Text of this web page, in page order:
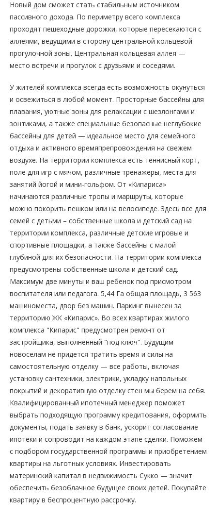
Новый дом сможет стать стабильным источником
пассивного дохода. По периметру всего комплекса
проходят пешеходные дорожки, которые пересекаются с
аллеями, ведущими в сторону центральной кольцевой
прогулочной зоны. Центральная кольцевая аллея —
место встречи и прогулок с друзьями и соседями.
У жителей комплекса всегда есть возможность окунуться
и освежиться в любой момент. Просторные бассейны для
плавания, уютные зоны для релаксации с шезлонгами и
зонтиками, а также специальные безопасные неглубокие
бассейны для детей — идеальное место для семейного
отдыха и активного времяпрепровождения на свежем
воздухе. На территории комплекса есть теннисный корт,
поле для игр с мячом, различные тренажеры, места для
занятий йогой и мини-гольфом. От «Кипариса»
начинаются различные тропы и маршруты, которые
можно покорить пешком или на велосипеде. Здесь все для
семей с детьми – собственные школа и детский сад на
территории комплекса, различные детские игровые и
спортивные площадки, а также бассейны с малой
глубиной для их безопасности. На территории комплекса
предусмотрены собственные школа и детский сад.
Максимум две минуты и ваш ребенок под присмотром
воспитателя или педагога. 5,44 Га общая площадь, 3 563
машиноместа, двор без машин. Паркинг вынесен за
территорию ЖК «Кипарис». Во всех квартирах жилого
комплекса "Кипарис" предусмотрен ремонт от
застройщика, выполненный "под ключ". Будущим
новоселам не придется тратить время и силы на
самостоятельную отделку — все работы, включая
установку сантехники, электрики, укладку напольных
покрытий и декоративную отделку стен мы берем на себя.
Квалифицированный ипотечный менеджер поможет
выбрать подходящую программу кредитования, оформить
документы, подать заявку в банк, ускорит согласование
ипотеки и сопроводит на каждом этапе сделки. Поможем
с подбором государственной программы и приобретением
квартиры на льготных условиях. Инвестировать
материнский капитал в недвижимость Сукко — значит
обеспечить безоблачное будущее своих детей. Покупайте
квартиру в беспроцентную рассрочку.